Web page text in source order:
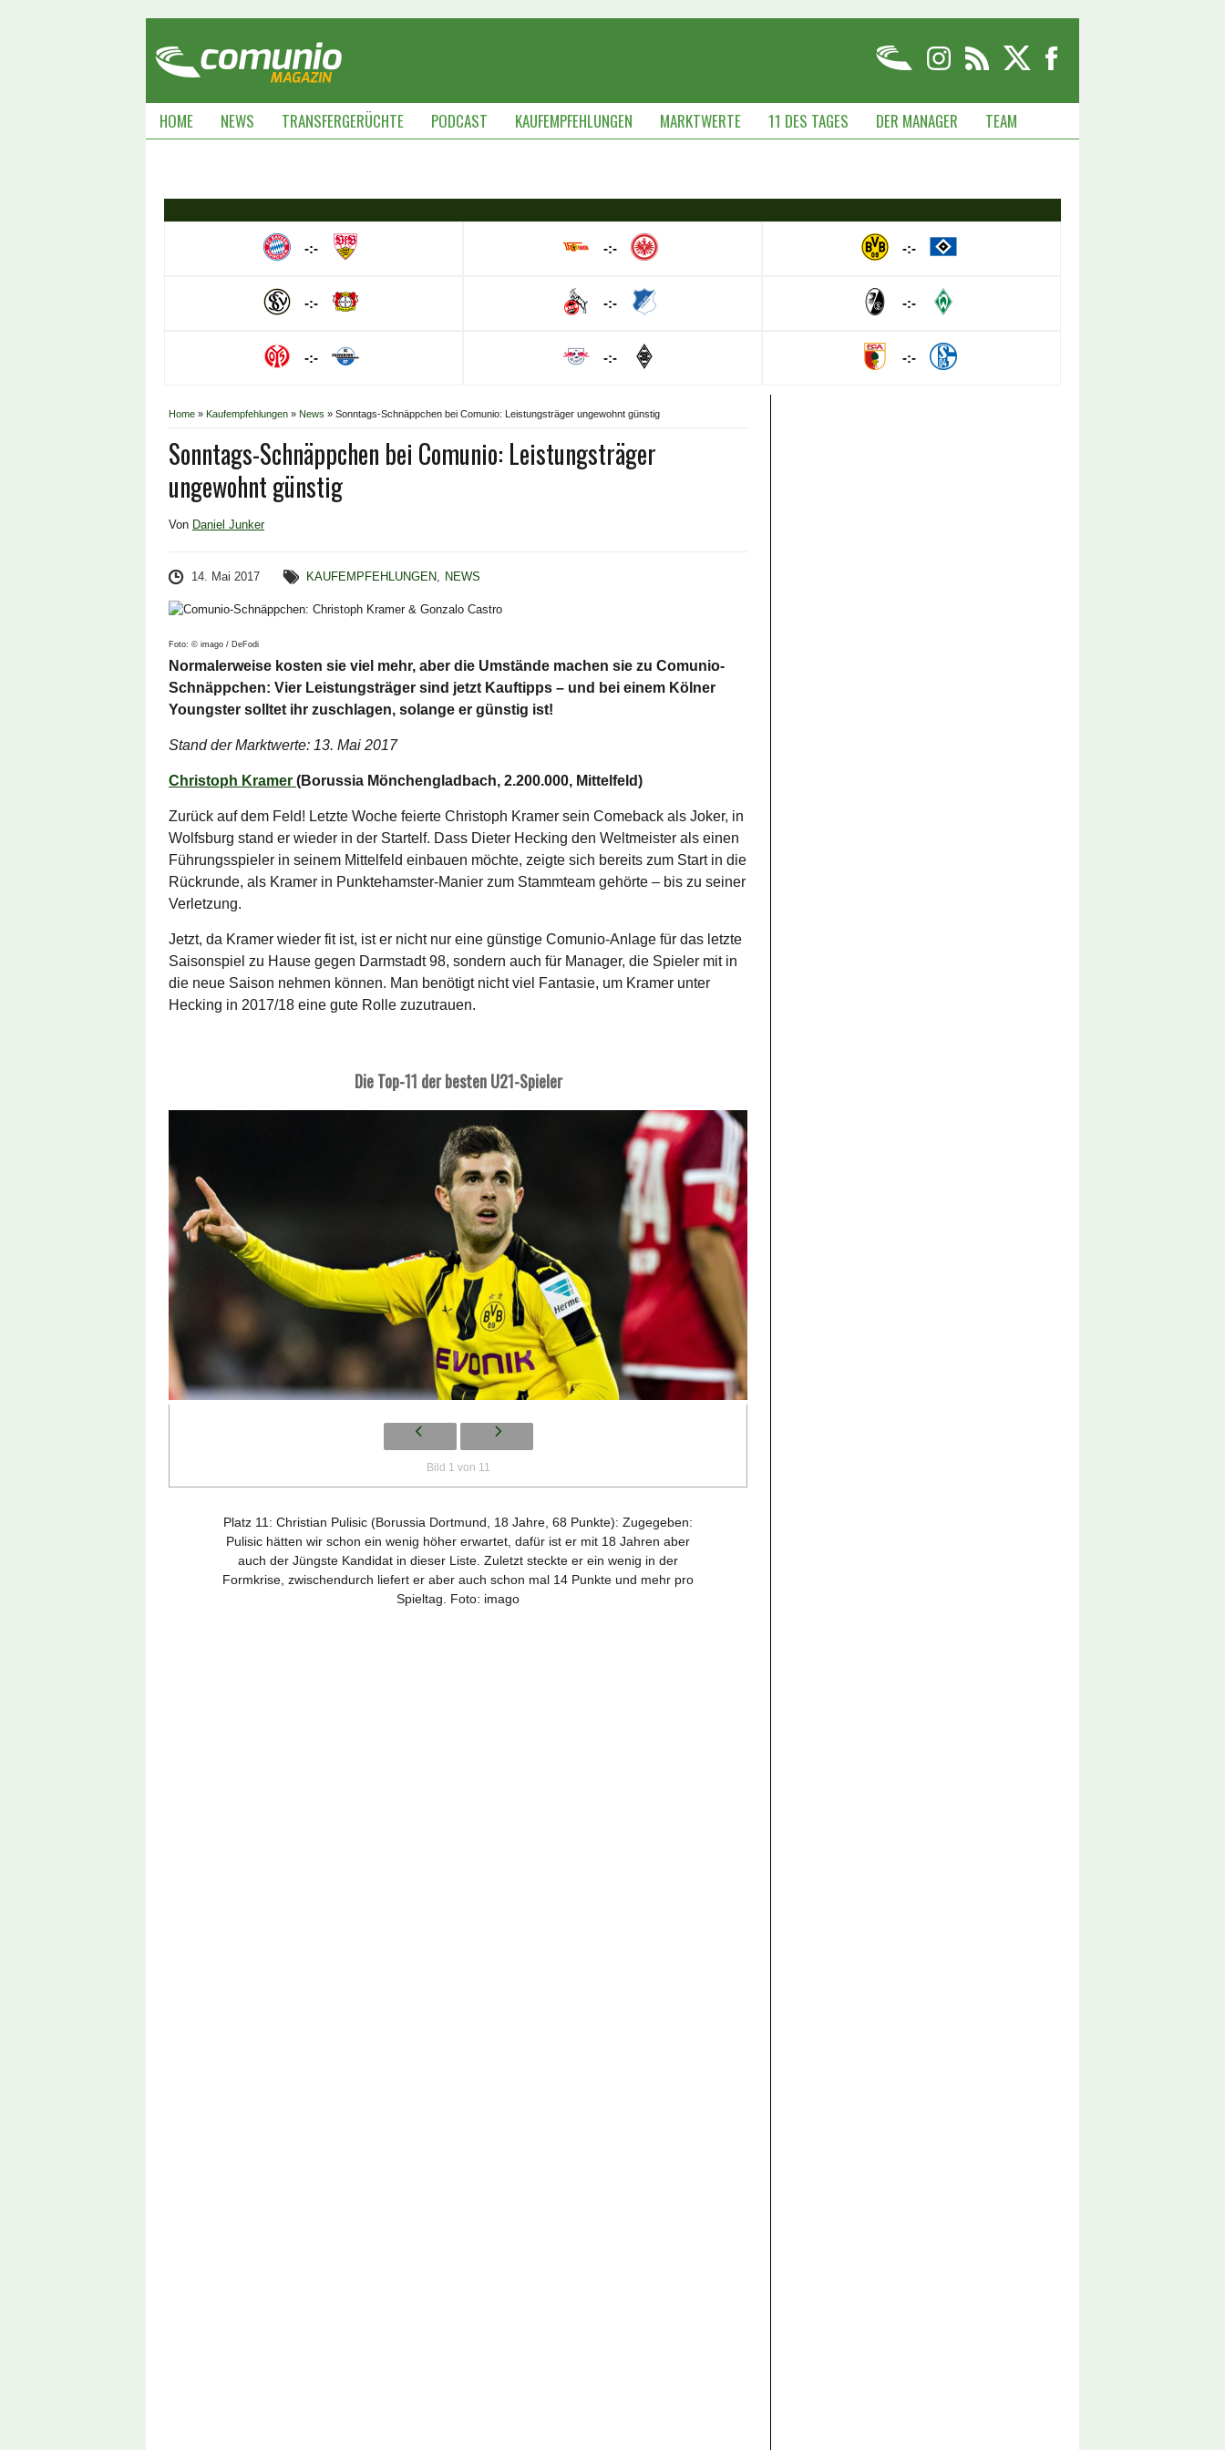
HOME NEWS TRANSFERGERÜCHTE PODCAST KAUFEMPFEHLUNGEN MARKTWERTE 11 DES TAGES DER MANAGER TEAM
-:-
-:-
-:-
-:-
-:-
-:-
-:-
-:-
-:-
Home » Kaufempfehlungen » News » Sonntags-Schnäppchen bei Comunio: Leistungsträger ungewohnt günstig
Sonntags-Schnäppchen bei Comunio: Leistungsträger
ungewohnt günstig
Von Daniel Junker
14. Mai 2017 KAUFEMPFEHLUNGEN, NEWS
Foto: © imago / DeFodi
Normalerweise kosten sie viel mehr, aber die Umstände machen sie zu Comunio-
Schnäppchen: Vier Leistungsträger sind jetzt Kauftipps – und bei einem Kölner
Youngster solltet ihr zuschlagen, solange er günstig ist!
Stand der Marktwerte: 13. Mai 2017
Christoph Kramer (Borussia Mönchengladbach, 2.200.000, Mittelfeld)
Zurück auf dem Feld! Letzte Woche feierte Christoph Kramer sein Comeback als Joker, in
Wolfsburg stand er wieder in der Startelf. Dass Dieter Hecking den Weltmeister als einen
Führungsspieler in seinem Mittelfeld einbauen möchte, zeigte sich bereits zum Start in die
Rückrunde, als Kramer in Punktehamster-Manier zum Stammteam gehörte – bis zu seiner
Verletzung.
Jetzt, da Kramer wieder fit ist, ist er nicht nur eine günstige Comunio-Anlage für das letzte
Saisonspiel zu Hause gegen Darmstadt 98, sondern auch für Manager, die Spieler mit in
die neue Saison nehmen können. Man benötigt nicht viel Fantasie, um Kramer unter
Hecking in 2017/18 eine gute Rolle zuzutrauen.
Die Top-11 der besten U21-Spieler
Bild 1 von 11
Platz 11: Christian Pulisic (Borussia Dortmund, 18 Jahre, 68 Punkte): Zugegeben:
Pulisic hätten wir schon ein wenig höher erwartet, dafür ist er mit 18 Jahren aber
auch der Jüngste Kandidat in dieser Liste. Zuletzt steckte er ein wenig in der
Formkrise, zwischendurch liefert er aber auch schon mal 14 Punkte und mehr pro
Spieltag. Foto: imago